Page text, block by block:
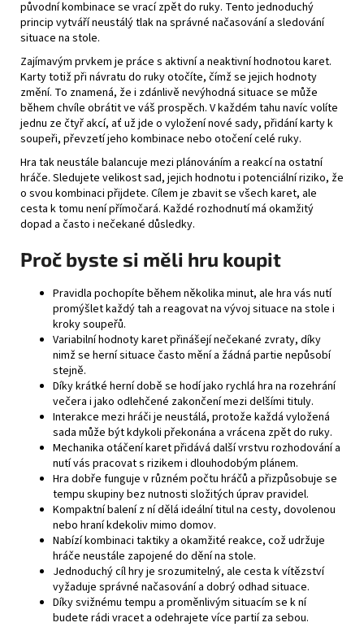
původní kombinace se vrací zpět do ruky. Tento jednoduchý
princip vytváří neustálý tlak na správné načasování a sledování
situace na stole.
Zajímavým prvkem je práce s aktivní a neaktivní hodnotou karet.
Karty totiž při návratu do ruky otočíte, čímž se jejich hodnoty
změní. To znamená, že i zdánlivě nevýhodná situace se může
během chvíle obrátit ve váš prospěch. V každém tahu navíc volíte
jednu ze čtyř akcí, ať už jde o vyložení nové sady, přidání karty k
soupeři, převzetí jeho kombinace nebo otočení celé ruky.
Hra tak neustále balancuje mezi plánováním a reakcí na ostatní
hráče. Sledujete velikost sad, jejich hodnotu i potenciální riziko, že
o svou kombinaci přijdete. Cílem je zbavit se všech karet, ale
cesta k tomu není přímočará. Každé rozhodnutí má okamžitý
dopad a často i nečekané důsledky.
Proč byste si měli hru koupit
Pravidla pochopíte během několika minut, ale hra vás nutí
promýšlet každý tah a reagovat na vývoj situace na stole i
kroky soupeřů.
Variabilní hodnoty karet přinášejí nečekané zvraty, díky
nimž se herní situace často mění a žádná partie nepůsobí
stejně.
Díky krátké herní době se hodí jako rychlá hra na rozehrání
večera i jako odlehčené zakončení mezi delšími tituly.
Interakce mezi hráči je neustálá, protože každá vyložená
sada může být kdykoli překonána a vrácena zpět do ruky.
Mechanika otáčení karet přidává další vrstvu rozhodování a
nutí vás pracovat s rizikem i dlouhodobým plánem.
Hra dobře funguje v různém počtu hráčů a přizpůsobuje se
tempu skupiny bez nutnosti složitých úprav pravidel.
Kompaktní balení z ní dělá ideální titul na cesty, dovolenou
nebo hraní kdekoliv mimo domov.
Nabízí kombinaci taktiky a okamžité reakce, což udržuje
hráče neustále zapojené do dění na stole.
Jednoduchý cíl hry je srozumitelný, ale cesta k vítězství
vyžaduje správné načasování a dobrý odhad situace.
Díky svižnému tempu a proměnlivým situacím se k ní
budete rádi vracet a odehrajete více partií za sebou.